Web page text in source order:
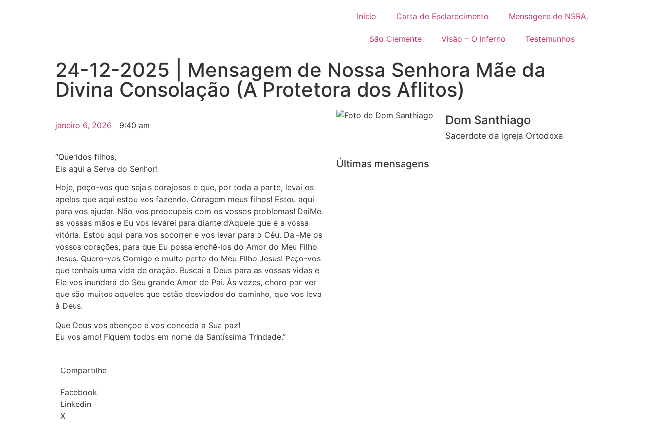
Início Carta de Esclarecimento Mensagens de NSRA.
São Clemente Visão – O Inferno Testemunhos
24-12-2025 | Mensagem de Nossa Senhora Mãe da
Divina Consolação (A Protetora dos Aflitos)
janeiro 6, 2026 9:40 am
“Queridos filhos,
Eis aqui a Serva do Senhor!
Hoje, peço-vos que sejais corajosos e que, por toda a parte, levai os
apelos que aqui estou vos fazendo. Coragem meus filhos! Estou aqui
para vos ajudar. Não vos preocupeis com os vossos problemas! DaiMe
as vossas mãos e Eu vos levarei para diante d’Aquele que é a vossa
vitória. Estou aqui para vos socorrer e vos levar para o Céu. Dai-Me os
vossos corações, para que Eu possa enchê-los do Amor do Meu Filho
Jesus. Quero-vos Comigo e muito perto do Meu Filho Jesus! Peço-vos
que tenhais uma vida de oração. Buscai a Deus para as vossas vidas e
Ele vos inundará do Seu grande Amor de Pai. Às vezes, choro por ver
que são muitos aqueles que estão desviados do caminho, que vos leva
à Deus.
Que Deus vos abençoe e vos conceda a Sua paz!
Eu vos amo! Fiquem todos em nome da Santíssima Trindade.”
Compartilhe
Facebook
Linkedin
X
Dom Santhiago
Sacerdote da Igreja Ortodoxa
Últimas mensagens